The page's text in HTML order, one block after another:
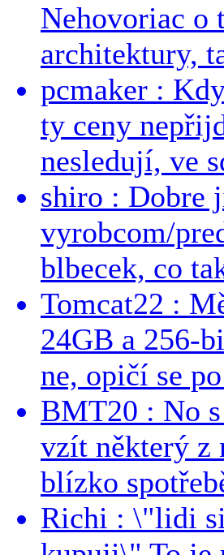
Nehovoriac o
architektury,
pcmaker :
ty ceny
nesledují, ve
shiro : Dobre
vyrobcom/
blbecek, co
Tomcat22 :
24GB a 256-
ne, opičí se
BMT20 : No
vzít některý z
blízko
Richi : \"lidi si